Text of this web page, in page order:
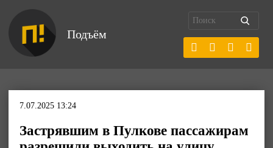
Подъём
7.07.2025 13:24
Застрявшим в Пулкове пассажирам